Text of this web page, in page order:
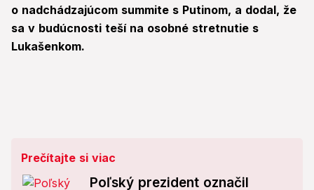
o nadchádzajúcom summite s Putinom, a dodal, že
sa v budúcnosti teší na osobné stretnutie s
Lukašenkom.
Prečítajte si viac
Poľský prezident označil